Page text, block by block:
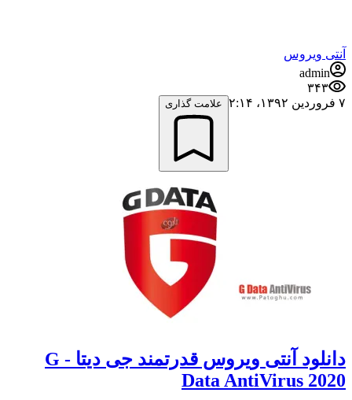
آنتی ویروس
admin
۳۴۳
۷ فروردین ۱۳۹۲،‏ ۲:۱۴
علامت گذاری
دانلود آنتی ویروس قدرتمند جی دیتا - G
Data AntiVirus 2020